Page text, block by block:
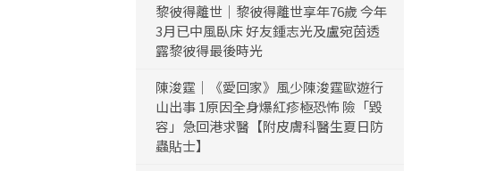
黎彼得離世｜黎彼得離世享年76歲 今年
3月已中風臥床 好友鍾志光及盧宛茵透
露黎彼得最後時光
陳浚霆｜《愛回家》風少陳浚霆歐遊行
山出事 1原因全身爆紅疹極恐怖 險「毀
容」急回港求醫【附皮膚科醫生夏日防
蟲貼士】